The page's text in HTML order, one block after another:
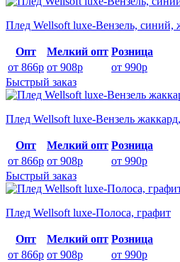
Плед Wellsoft luxe-Вензель, синий,
Опт Мелкий опт Розница
от 866р от 908р
от 990р
Быстрый заказ
Плед Wellsoft luxe-Вензель
Опт Мелкий опт Розница
от 866р от 908р
от 990р
Быстрый заказ
Плед Wellsoft luxe-Полоса, графит
Опт Мелкий опт Розница
от 866р от 908р
от 990р